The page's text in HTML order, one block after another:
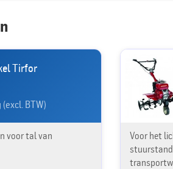
Tirfor
BTW)
voor tal van
Voor het
stuurstand